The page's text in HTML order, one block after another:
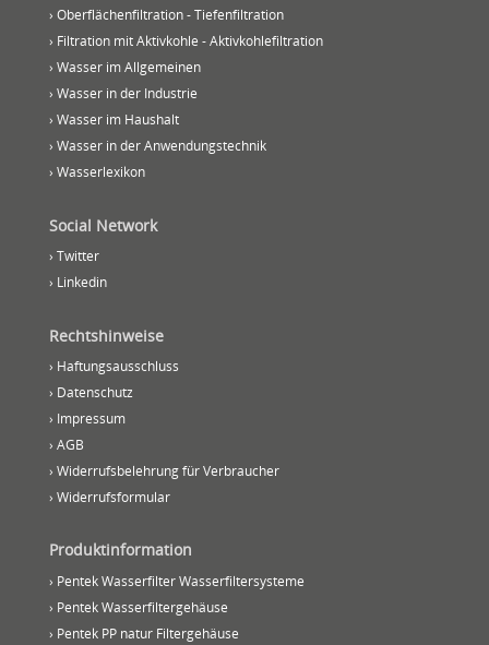
› Oberflächenfiltration - Tiefenfiltration
› Filtration mit Aktivkohle - Aktivkohlefiltration
› Wasser im Allgemeinen
› Wasser in der Industrie
› Wasser im Haushalt
› Wasser in der Anwendungstechnik
› Wasserlexikon
Social Network
› Twitter
› Linkedin
Rechtshinweise
› Haftungsausschluss
› Datenschutz
› Impressum
› AGB
› Widerrufsbelehrung für Verbraucher
› Widerrufsformular
Produktinformation
› Pentek Wasserfilter Wasserfiltersysteme
› Pentek Wasserfiltergehäuse
› Pentek PP natur Filtergehäuse